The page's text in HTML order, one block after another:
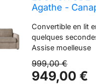
Agathe -
Express - 3
- Véritable
- en Velours
côtelé -
Taupe
Convertible en lit
quelques
Assise moelleuse
européenne
999,00 €
949,00 €